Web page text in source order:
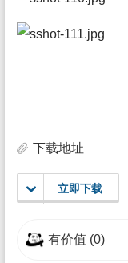
下载地址
立即下载
有价值 (0)